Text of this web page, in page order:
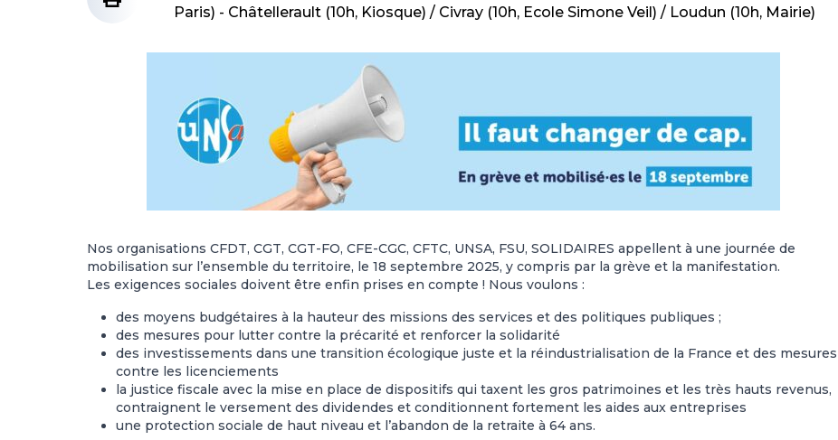
Paris) - Châtellerault (10h, Kiosque) / Civray (10h, Ecole Simone Veil) / Loudun (10h, Mairie)
Nos organisations CFDT, CGT, CGT-FO, CFE-CGC, CFTC, UNSA, FSU, SOLIDAIRES appellent à une journée de
mobilisation sur l’ensemble du territoire, le 18 septembre 2025, y compris par la grève et la manifestation.
Les exigences sociales doivent être enfin prises en compte ! Nous voulons :
des moyens budgétaires à la hauteur des missions des services et des politiques publiques ;
des mesures pour lutter contre la précarité et renforcer la solidarité
des investissements dans une transition écologique juste et la réindustrialisation de la France et des mesures
contre les licenciements
la justice fiscale avec la mise en place de dispositifs qui taxent les gros patrimoines et les très hauts revenus,
contraignent le versement des dividendes et conditionnent fortement les aides aux entreprises
une protection sociale de haut niveau et l’abandon de la retraite à 64 ans.